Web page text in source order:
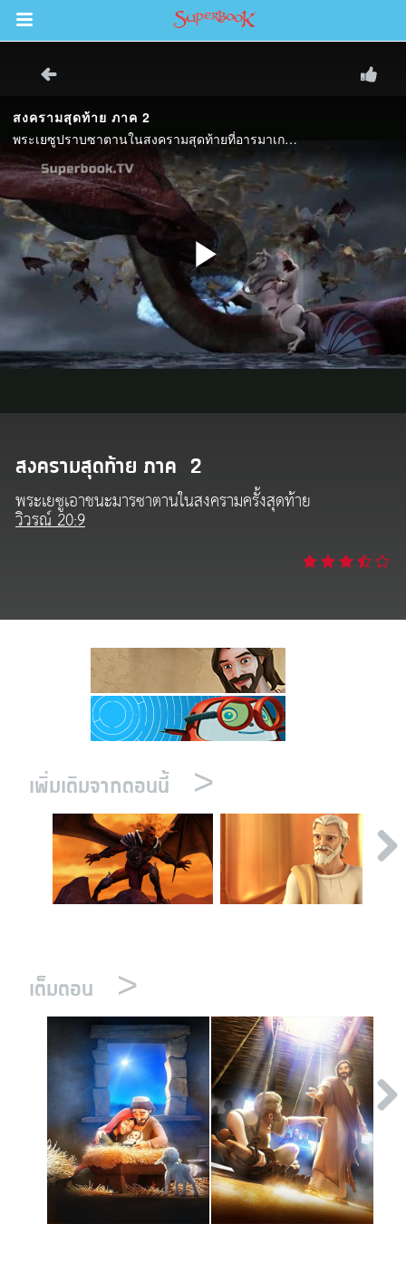
Return to Content
ามรู้
ๆ
ร์
าใช้
ยน
สงครามสุดท้าย ภาค 2
พระเยซูเอาชนะมารซาตานในสงครามครั้งสุดท้าย
วิวรณ์ 20:9
เพิ่มเติมจากตอนนี้ >
เต็มตอน >